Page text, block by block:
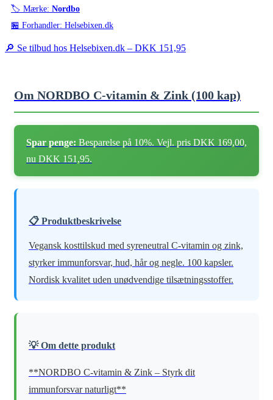
🏷️ Mærke: Nordbo
🏪 Forhandler: Helsebixen.dk
🔎 Se tilbud hos Helsebixen.dk – DKK 151,95
Om NORDBO C-vitamin & Zink (100 kap)
Spar penge: Besparelse på 10%. Vejl. pris DKK 169,00,
nu DKK 151,95.
📋 Produktbeskrivelse
Vegansk kosttilskud med syreneutral C-vitamin og zink,
styrker immunforsvar, hud, hår og negle. 100 kapsler.
Nordisk kvalitet uden unødvendige tilsætningsstoffer.
💡 Om dette produkt
**NORDBO C-vitamin & Zink – Styrk dit
immunforsvar naturligt**